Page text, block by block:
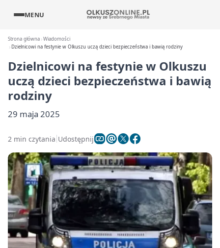
MENU
Strona główna Wiadomości
Dzielnicowi na festynie w Olkuszu uczą dzieci bezpieczeństwa i bawią rodziny
Dzielnicowi na festynie w Olkuszu
uczą dzieci bezpieczeństwa i bawią
rodziny
29 maja 2025
2 min czytania Udostępnij